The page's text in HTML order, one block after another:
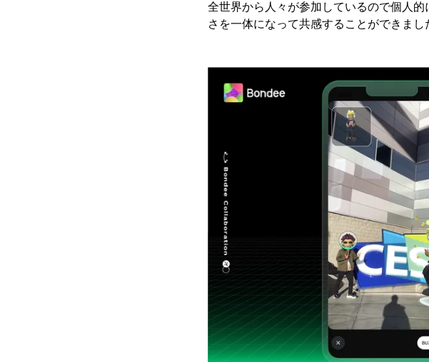
全世界から人々が参加しているので個人
さを一体になって共感することができまし